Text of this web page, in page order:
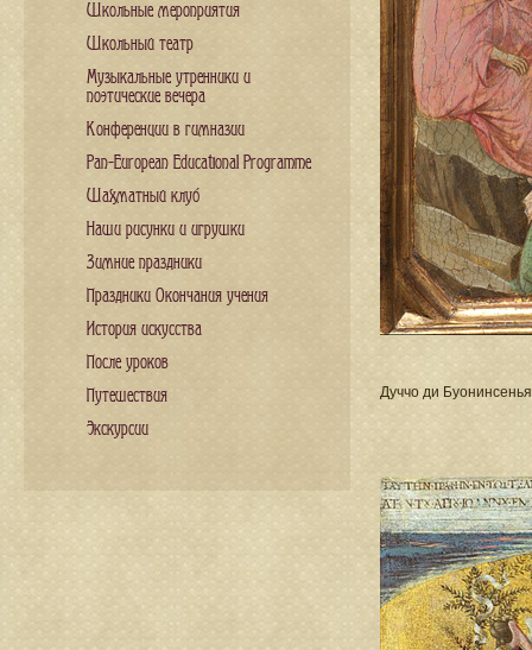
Дуччо ди
Школьные мероприятия
Школьный театр
Музыкальные утренники и
поэтические вечера
Конференции в гимназии
Pan-European Educational Programme
Шахматный клуб
Наши рисунки и игрушки
Зимние праздники
Праздники Окончания учения
История искусства
После уроков
Путешествия
Экскурсии